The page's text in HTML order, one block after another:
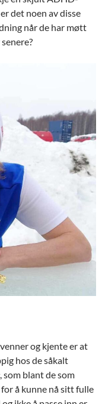
det noen av disse
når de har møtt
og kjente er at
hos de såkalt
som blant de som
å kunne nå sitt fulle